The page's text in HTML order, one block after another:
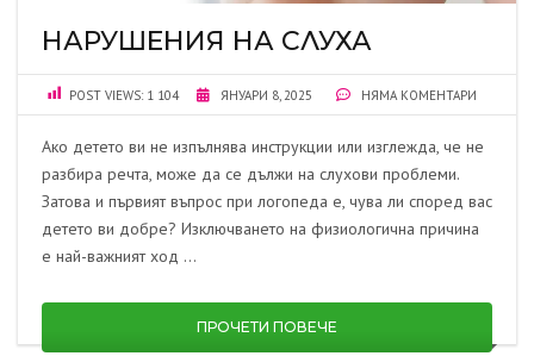
НАРУШЕНИЯ НА СЛУХА
POST VIEWS: 1 104 ЯНУАРИ 8, 2025 НЯМА КОМЕНТАРИ
Ако детето ви не изпълнява инструкции или изглежда, че не
разбира речта, може да се дължи на слухови проблеми.
Затова и първият въпрос при логопеда е, чува ли според вас
детето ви добре? Изключването на физиологична причина
е най-важният ход …
ПРОЧЕТИ ПОВЕЧЕ